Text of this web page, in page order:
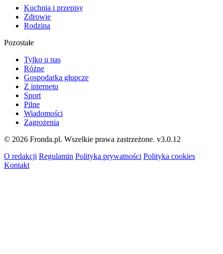
Kuchnia i przepisy
Zdrowie
Rodzina
Pozostałe
Tylko u nas
Różne
Gospodarka głupcze
Z internetu
Sport
Pilne
Wiadomości
Zagrożenia
© 2026 Fronda.pl. Wszelkie prawa zastrzeżone. v3.0.12
O redakcji Regulamin Polityka prywatności Polityka cookies
Kontakt